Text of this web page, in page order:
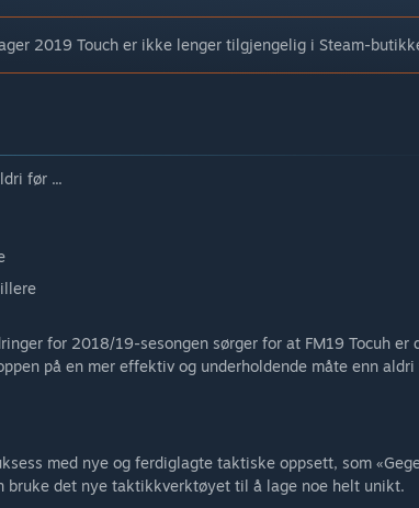
2019 Touch er ikke lenger tilgjengelig i Steam-
før ...
for 2018/19-sesongen sørger for at FM19 Tocuh
på en mer effektiv og underholdende måte enn aldri
med nye og ferdiglagte taktiske oppsett, som
bruke det nye taktikkverktøyet til å lage noe helt unikt.